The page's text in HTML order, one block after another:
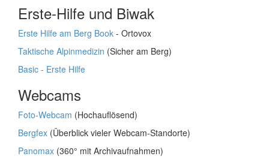
Erste-Hilfe und Biwak
Erste Hilfe am Berg Book - Ortovox
Taktische Alpinmedizin (Sicher am Berg)
Basic - Erste Hilfe
Webcams
Foto-Webcam (Hochauflösend)
Bergfex (Überblick vieler Webcam-Standorte)
Panomax (360° mit Archivaufnahmen)